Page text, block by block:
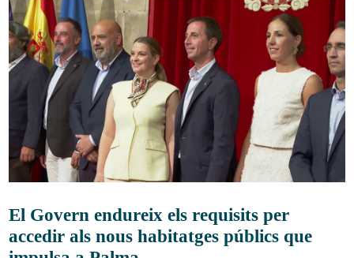
El Govern endureix els requisits per
accedir als nous habitatges públics que